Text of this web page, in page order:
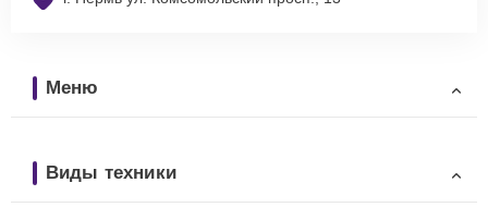
Меню
Виды техники